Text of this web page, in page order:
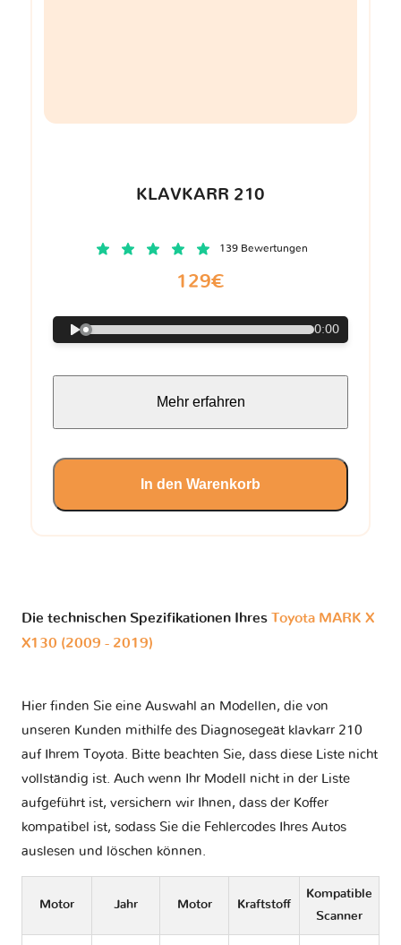
KLAVKARR 210
139 Bewertungen
129€
0:00
Mehr erfahren
In den Warenkorb
Die technischen Spezifikationen Ihres Toyota MARK X
X130 (2009 - 2019)
Hier finden Sie eine Auswahl an Modellen, die von
unseren Kunden mithilfe des Diagnosegeät klavkarr 210
auf Ihrem Toyota. Bitte beachten Sie, dass diese Liste nicht
vollständig ist. Auch wenn Ihr Modell nicht in der Liste
aufgeführt ist, versichern wir Ihnen, dass der Koffer
kompatibel ist, sodass Sie die Fehlercodes Ihres Autos
auslesen und löschen können.
Motor Jahr Motor Kraftstoff
Kompatible
Scanner